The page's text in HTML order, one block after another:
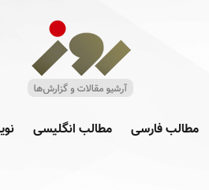
مطالب فارسی مطالب انگلیسی